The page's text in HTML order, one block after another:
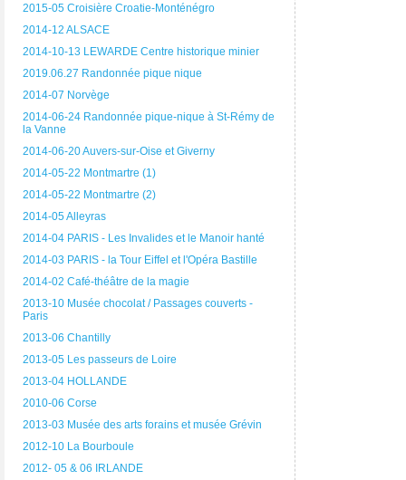
2015-05 Croisière Croatie-Monténégro
2014-12 ALSACE
2014-10-13 LEWARDE Centre historique minier
2019.06.27 Randonnée pique nique
2014-07 Norvège
2014-06-24 Randonnée pique-nique à St-Rémy de
la Vanne
2014-06-20 Auvers-sur-Oise et Giverny
2014-05-22 Montmartre (1)
2014-05-22 Montmartre (2)
2014-05 Alleyras
2014-04 PARIS - Les Invalides et le Manoir hanté
2014-03 PARIS - la Tour Eiffel et l'Opéra Bastille
2014-02 Café-théâtre de la magie
2013-10 Musée chocolat / Passages couverts -
Paris
2013-06 Chantilly
2013-05 Les passeurs de Loire
2013-04 HOLLANDE
2010-06 Corse
2013-03 Musée des arts forains et musée Grévin
2012-10 La Bourboule
2012- 05 & 06 IRLANDE